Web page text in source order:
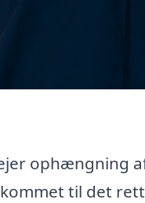
ophængning
til det